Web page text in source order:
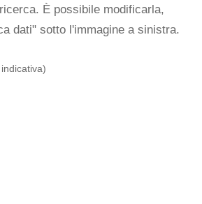
È possibile modificarla,
dati" sotto l'immagine a sinistra.